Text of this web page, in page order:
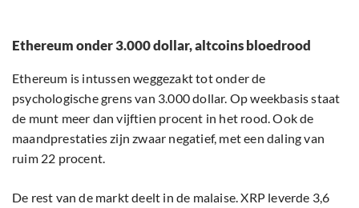
Ethereum onder 3.000 dollar, altcoins bloedrood
Ethereum is intussen weggezakt tot onder de
psychologische grens van 3.000 dollar. Op weekbasis staat
de munt meer dan vijftien procent in het rood. Ook de
maandprestaties zijn zwaar negatief, met een daling van
ruim 22 procent.
De rest van de markt deelt in de malaise. XRP leverde 3,6